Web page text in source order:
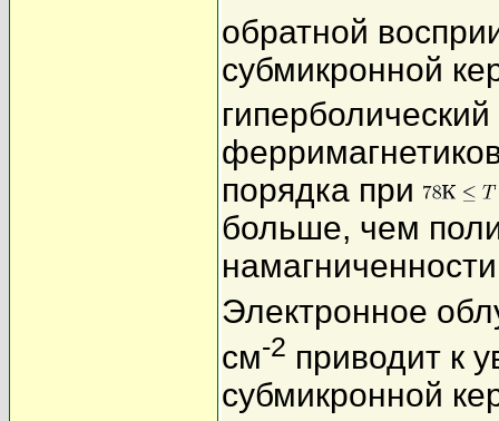
обратной
субмикронной
порядка при
больше, чем
Электронное
см-2 приводит к
субмикронной